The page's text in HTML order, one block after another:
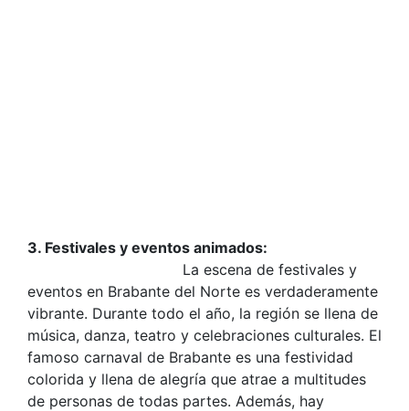
3. Festivales y eventos animados:
La escena de festivales y
eventos en Brabante del Norte es verdaderamente
vibrante. Durante todo el año, la región se llena de
música, danza, teatro y celebraciones culturales. El
famoso carnaval de Brabante es una festividad
colorida y llena de alegría que atrae a multitudes
de personas de todas partes. Además, hay